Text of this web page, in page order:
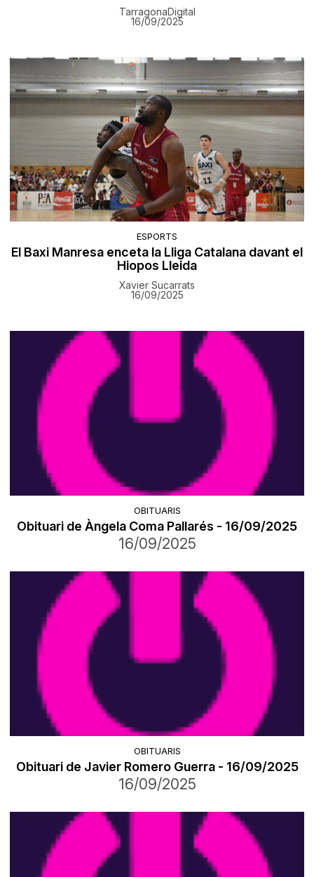
TarragonaDigital
16/09/2025
ESPORTS
El Baxi Manresa enceta la Lliga Catalana davant el
Hiopos Lleida
Xavier Sucarrats
16/09/2025
OBITUARIS
Obituari de Àngela Coma Pallarés - 16/09/2025
16/09/2025
OBITUARIS
Obituari de Javier Romero Guerra - 16/09/2025
16/09/2025